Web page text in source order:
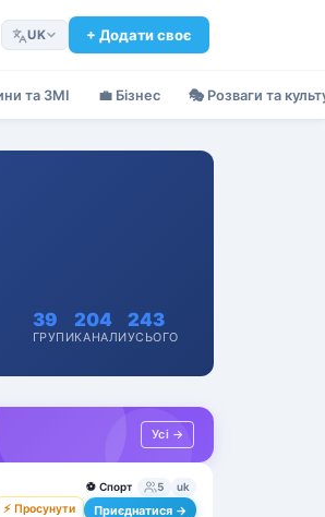
UK + Додати своє
та ЗМІ 💼 Бізнес 🎭 Розваги та
39
ГРУПИ
204
КАНАЛИ
243
УСЬОГО
Усі →
⚽ Спорт 5 uk
⚡ Просунути Приєднатися →